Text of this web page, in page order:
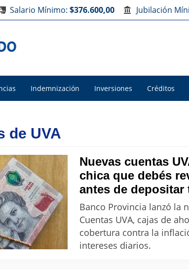
Salario Mínimo: $376.600,00 Jubilación
Indemnización Inversiones Créditos
de UVA
Nuevas cuentas
chica que debés
antes de depositar
Banco Provincia lanzó la
Cuentas UVA, cajas de
cobertura contra la
intereses diarios.